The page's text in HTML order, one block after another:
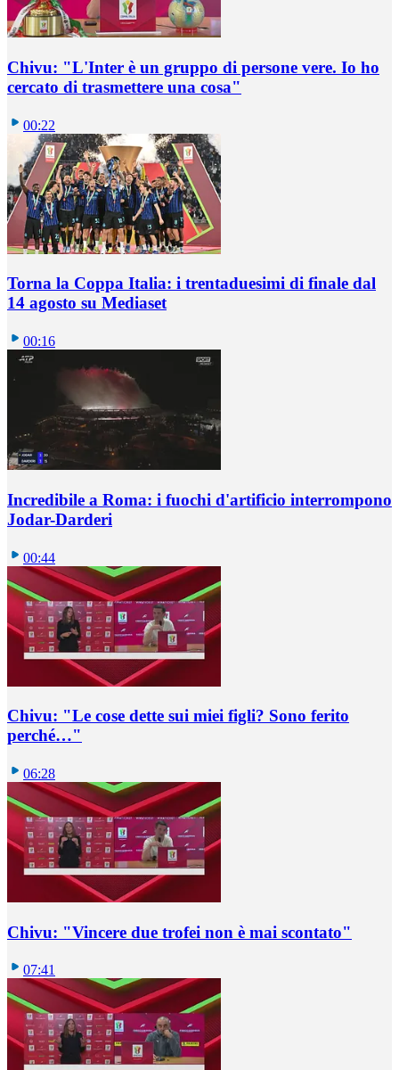
Chivu: "L'Inter è un gruppo di persone vere. Io ho
cercato di trasmettere una cosa"
00:22
Torna la Coppa Italia: i trentaduesimi di finale dal
14 agosto su Mediaset
00:16
Incredibile a Roma: i fuochi d'artificio interrompono
Jodar-Darderi
00:44
Chivu: "Le cose dette sui miei figli? Sono ferito
perché…"
06:28
Chivu: "Vincere due trofei non è mai scontato"
07:41